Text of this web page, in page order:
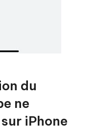
du
ne
iPhone